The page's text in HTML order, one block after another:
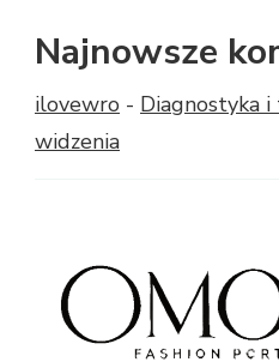
Najnowsze
ilovewro - Diagnostyka
widzenia